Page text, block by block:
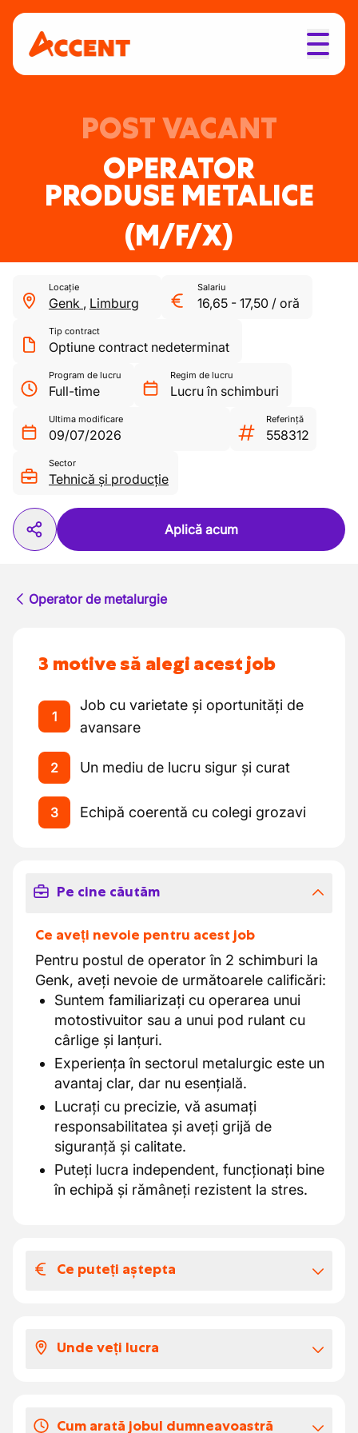
POST VACANT
OPERATOR
PRODUSE METALICE
(M/F/X)
Locație
Genk , Limburg
Salariu
16,65 - 17,50 / oră
Tip contract
Optiune contract nedeterminat
Program de lucru
Full-time
Regim de lucru
Lucru în schimburi
Ultima modificare
09/07/2026
Referință
558312
Sector
Tehnică și producție
Aplică acum
Operator de metalurgie
3 motive să alegi acest job
1
Job cu varietate și oportunități de
avansare
2 Un mediu de lucru sigur și curat
3 Echipă coerentă cu colegi grozavi
Pe cine căutăm
Ce aveți nevoie pentru acest job
Pentru postul de operator în 2 schimburi la
Genk, aveți nevoie de următoarele calificări:
Suntem familiarizați cu operarea unui
motostivuitor sau a unui pod rulant cu
cârlige și lanțuri.
Experiența în sectorul metalurgic este un
avantaj clar, dar nu esențială.
Lucrați cu precizie, vă asumați
responsabilitatea și aveți grijă de
siguranță și calitate.
Puteți lucra independent, funcționați bine
în echipă și rămâneți rezistent la stres.
Ce puteți aștepta
Ca operator în 2 schimburi la clientul nostru
din Genk, nu primești doar un loc de muncă,
și €18 brut pe oră, ajustat la experiența ta
Unde veți lucra
Cum arată jobul dumneavoastră